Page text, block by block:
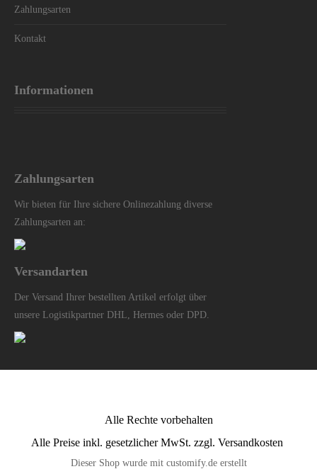
Zahlungsarten
Kontakt
Informationen
Zahlungsarten
Wir bieten für Ihre sichere Onlinezahlung diverse
Zahlungsarten an:
Versandarten
Der Versand Ihrer bestellten Artikel erfolgt über
unsere Logistikpartner DHL, Hermes oder DPD.
Alle Rechte vorbehalten
Alle Preise inkl. gesetzlicher MwSt. zzgl. Versandkosten
Dieser Shop wurde mit customify.de erstellt